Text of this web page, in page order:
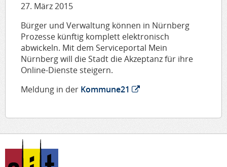
27. März 2015
Bürger und Verwaltung können in Nürnberg
Prozesse künftig komplett elektronisch
abwickeln. Mit dem Serviceportal Mein
Nürnberg will die Stadt die Akzeptanz für ihre
Online-Dienste steigern.
Meldung in der Kommune21